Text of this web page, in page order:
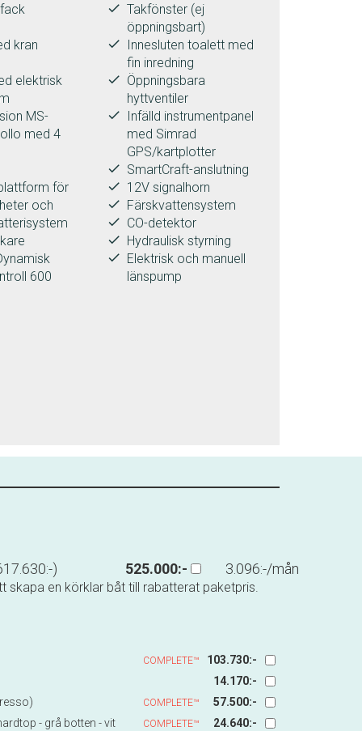
done Takfönster (ej
öppningsbart)
kran
done
Innesluten toalett med
fin inredning
elektrisk
done Öppningsbara
hyttventiler
MS-
med 4
done
Infälld instrumentpanel
med Simrad
GPS/kartplotter
för
och
done SmartCraft-anslutning
done 12V signalhorn
done Färskvattensystem
done CO-detektor
done Hydraulisk styrning
600
done Elektrisk och manuell
länspump
) 525.000:- 3.096:-/mån
skapa en körklar båt till rabatterat paketpris.
COMPLETE™
103.730:-
14.170:-
COMPLETE™
57.500:-
- grå botten - vit
COMPLETE™ 24.640:-